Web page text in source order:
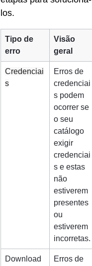
los.
Tipo de
erro
Visão
geral
Credenciai
s
Erros de
credenciai
s podem
ocorrer se
o seu
catálogo
exigir
credenciai
s e estas
não
estiverem
presentes
ou
estiverem
incorretas.
Download
Erros de